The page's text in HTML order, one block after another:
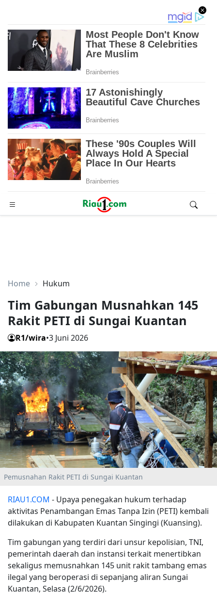
Advertisement
Home Hukum
Tim Gabungan Musnahkan 145
Rakit PETI di Sungai Kuantan
R1/wira•3 Juni 2026
Pemusnahan Rakit PETI di Sungai Kuantan
RIAU1.COM - Upaya penegakan hukum terhadap
aktivitas Penambangan Emas Tanpa Izin (PETI) kembali
dilakukan di Kabupaten Kuantan Singingi (Kuansing).
Tim gabungan yang terdiri dari unsur kepolisian, TNI,
pemerintah daerah dan instansi terkait menertibkan
sekaligus memusnahkan 145 unit rakit tambang emas
ilegal yang beroperasi di sepanjang aliran Sungai
Kuantan, Selasa (2/6/2026).